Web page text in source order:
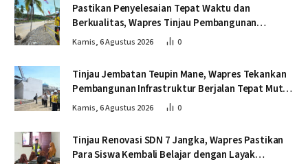
Pastikan Penyelesaian Tepat Waktu dan
Berkualitas, Wapres Tinjau Pembangunan
Jembatan Lumut
Kamis, 6 Agustus 2026 0
Tinjau Jembatan Teupin Mane, Wapres Tekankan
Pembangunan Infrastruktur Berjalan Tepat Mutu
dan Tepat Waktu
Kamis, 6 Agustus 2026 0
Tinjau Renovasi SDN 7 Jangka, Wapres Pastikan
Para Siswa Kembali Belajar dengan Layak